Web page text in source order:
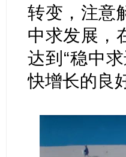
转变，注意
中求发展，
达到“稳中
快增长的良